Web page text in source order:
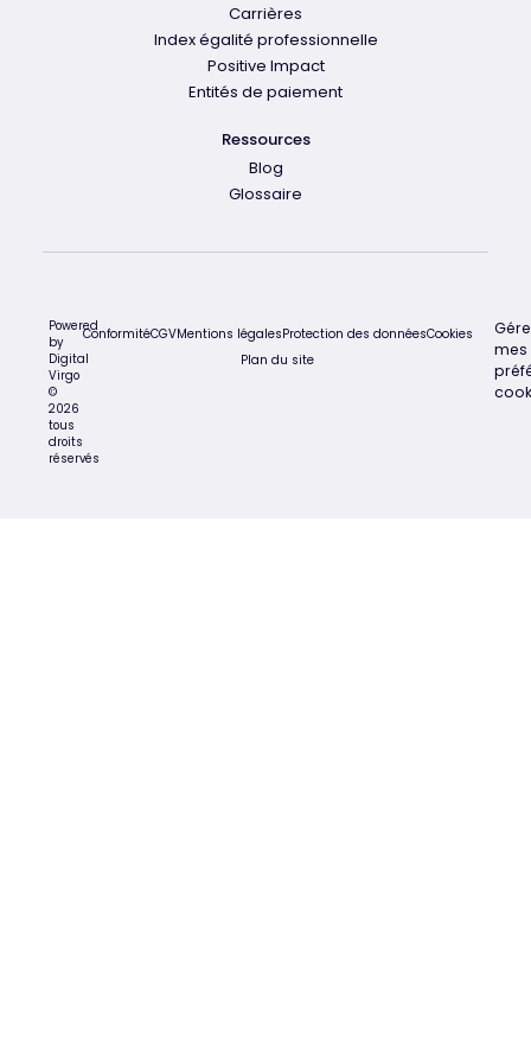
Carrières
Index égalité professionnelle
Positive Impact
Entités de paiement
Ressources
Blog
Glossaire
Powered
by
Digital
Virgo
©
2026
tous
droits
réservés
ConformitéCGVMentions légalesProtection des donnéesCookies
Plan du site
mes